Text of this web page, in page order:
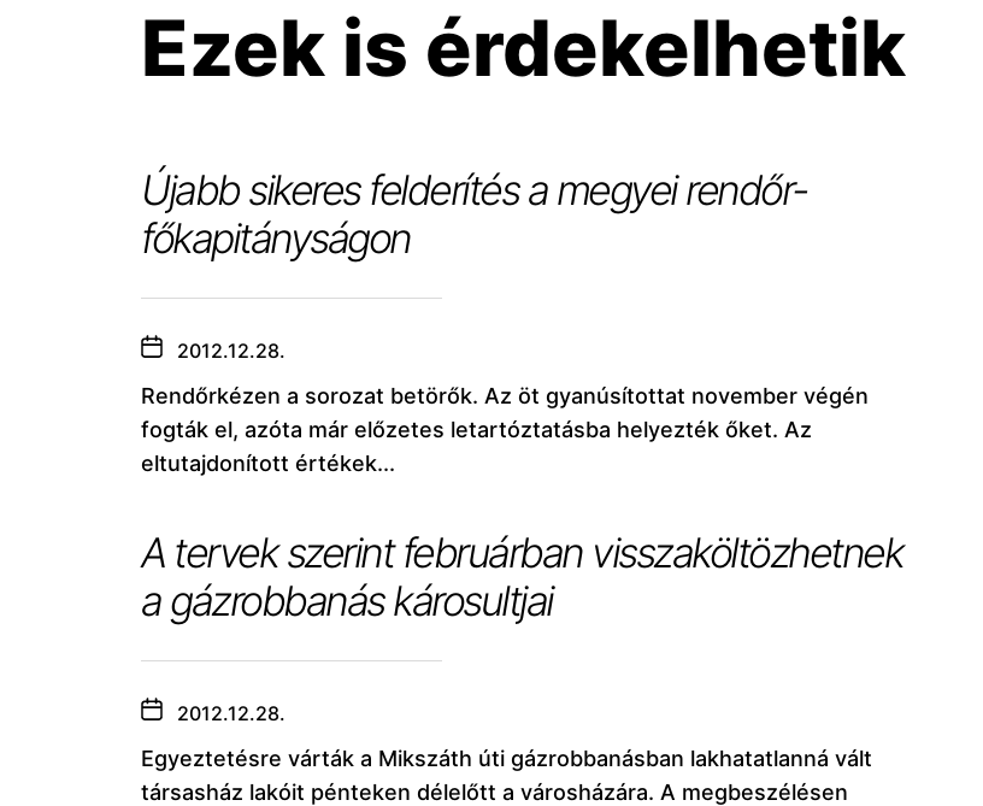
Ezek is érdekelhetik
Újabb sikeres felderítés a megyei rendőr-
főkapitányságon
2012.12.28.
Rendőrkézen a sorozat betörők. Az öt gyanúsítottat november végén
fogták el, azóta már előzetes letartóztatásba helyezték őket. Az
eltutajdonított értékek...
A tervek szerint februárban visszaköltözhetnek
a gázrobbanás károsultjai
2012.12.28.
Egyeztetésre várták a Mikszáth úti gázrobbanásban lakhatatlanná vált
társasház lakóit pénteken délelőtt a városházára. A megbeszélésen